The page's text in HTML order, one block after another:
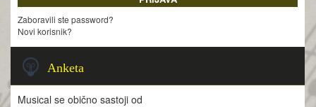
Zaboravili ste password?
Novi korisnik?
Anketa
Musical se obično sastoji od